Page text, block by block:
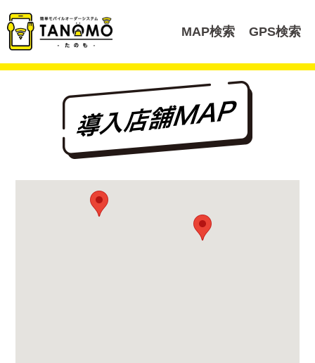
MAP検索 GPS検索
TOP 導入店舗MAP